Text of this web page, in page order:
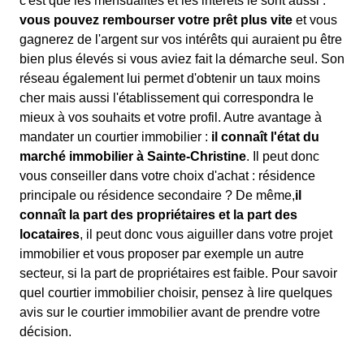
vous pouvez rembourser votre prêt plus vite et vous
gagnerez de l'argent sur vos intérêts qui auraient pu être
bien plus élevés si vous aviez fait la démarche seul. Son
réseau également lui permet d'obtenir un taux moins
cher mais aussi l'établissement qui correspondra le
mieux à vos souhaits et votre profil. Autre avantage à
mandater un courtier immobilier : il connaît l'état du
marché immobilier à Sainte-Christine. Il peut donc
vous conseiller dans votre choix d'achat : résidence
principale ou résidence secondaire ? De même,il
connaît la part des propriétaires et la part des
locataires, il peut donc vous aiguiller dans votre projet
immobilier et vous proposer par exemple un autre
secteur, si la part de propriétaires est faible. Pour savoir
quel courtier immobilier choisir, pensez à lire quelques
avis sur le courtier immobilier avant de prendre votre
décision.